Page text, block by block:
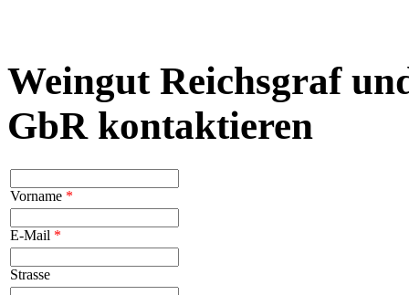
Weingut Reichsgraf
GbR kontaktieren
Vorname *
E-Mail *
Strasse